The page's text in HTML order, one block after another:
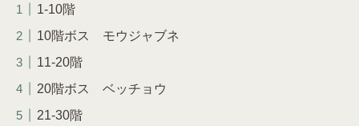
1-10階
10階ボス モウジャブネ
11-20階
20階ボス ベッチョウ
21-30階